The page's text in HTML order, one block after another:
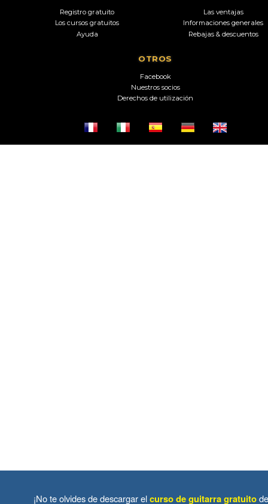
Registro gratuito
Los cursos gratuitos
Ayuda
Las ventajas
Informaciones generales
Rebajas & descuentos
OTROS
Facebook
Nuestros socios
Derechos de utilización
¡No te olvides de descargar elcurso de guitarra gratuito